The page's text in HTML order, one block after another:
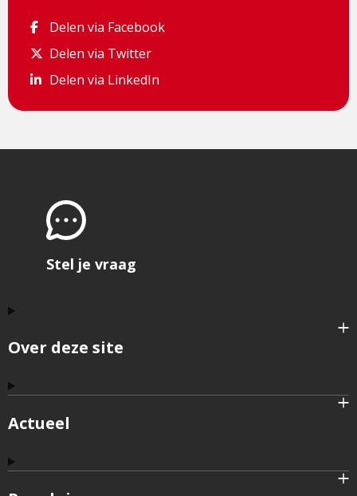
Delen via Facebook
Delen via Facebook
Delen via Twitter
Delen via Twitter
Delen via LinkedIn
Delen via LinkedIn
Over deze site
Actueel
Stel je vraag